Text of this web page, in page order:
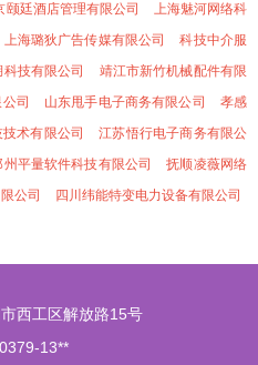
颐廷酒店管理有限公司
上海魅河网络科
上海璐狄广告传媒有限公司
科技中介服
技有限公司
靖江市新竹机械配件有限
司 山东甩手电子商务有限公司
孝感
术有限公司
江苏悟行电子商务有限公
州平量软件科技有限公司
抚顺凌薇网络
公司
四川纬能特变电力设备有限公司
西工区解放路15号
13**